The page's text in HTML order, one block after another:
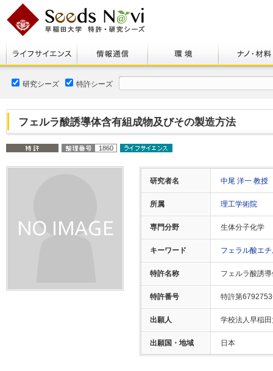
研究シーズ 特許シーズ
フェルラ酸誘導体含有組成物及びその製造方法
1860
研究者名 中尾 洋一 教授
所属 理工学術院
専門分野 生体分子化学
キーワード フェラル酸エ
特許名称 フェルラ酸誘
特許番号 特許第
出願人 学校法人早稲
出願国・地域 日本